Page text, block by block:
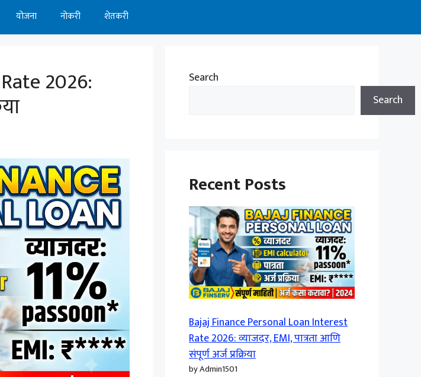
योजना नोकरी शेतकरी
2026:
Search
Search
Recent Posts
Bajaj Finance Personal Loan Interest
Rate 2026: व्याजदर, EMI, पात्रता आणि
संपूर्ण अर्ज प्रक्रिया
by Admin1501